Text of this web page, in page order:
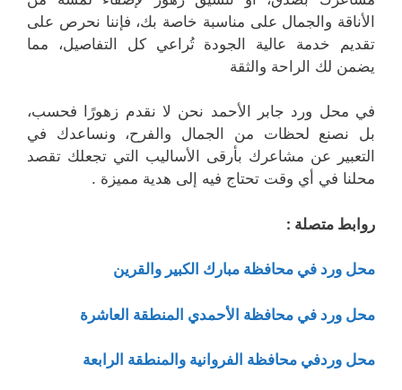
الأناقة والجمال على مناسبة خاصة بك، فإننا نحرص على
تقديم خدمة عالية الجودة تُراعي كل التفاصيل، مما
يضمن لك الراحة والثقة
في محل ورد جابر الأحمد نحن لا نقدم زهورًا فحسب،
بل نصنع لحظات من الجمال والفرح، ونساعدك في
التعبير عن مشاعرك بأرقى الأساليب التي تجعلك تقصد
محلنا في أي وقت تحتاج فيه إلى هدية مميزة .
روابط متصلة :
محل ورد في محافظة مبارك الكبير والقرين
محل ورد في محافظة الأحمدي المنطقة العاشرة
محل وردفي محافظة الفروانية والمنطقة الرابعة